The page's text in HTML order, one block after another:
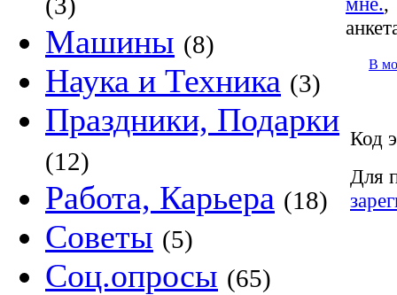
Машины (8)
Наука и Техника (3)
Праздники, Подарки
(12)
Работа, Карьера (18)
Советы (5)
Соц.опросы (65)
В
Код
Для